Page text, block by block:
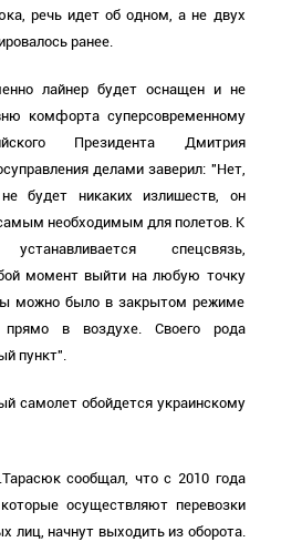
речь идет об одном, а не двух
ранее.
лайнер будет оснащен и не
комфорта суперсовременному
Президента Дмитрия
делами заверил: "Нет,
будет никаких излишеств, он
необходимым для полетов. К
спецсвязь,
момент выйти на любую точку
можно было в закрытом режиме
прямо в воздухе. Своего рода
пункт".
самолет обойдется украинскому
сообщал, что с 2010 года
осуществляют перевозки
лиц, начнут выходить из оборота.